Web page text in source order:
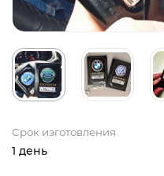
Срок изготовления
1 день